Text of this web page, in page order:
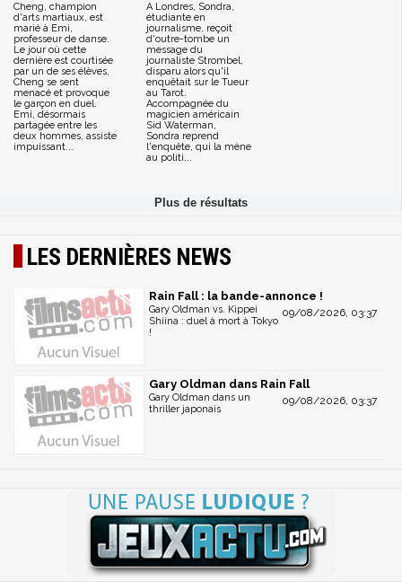
Cheng, champion
d'arts martiaux, est
marié à Emi,
professeur de danse.
Le jour où cette
dernière est courtisée
par un de ses élèves,
Cheng se sent
menacé et provoque
le garçon en duel.
Emi, désormais
partagée entre les
deux hommes, assiste
impuissant...
A Londres, Sondra,
étudiante en
journalisme, reçoit
d'outre-tombe un
message du
journaliste Strombel,
disparu alors qu'il
enquêtait sur le Tueur
au Tarot.
Accompagnée du
magicien américain
Sid Waterman,
Sondra reprend
l'enquête, qui la mène
au politi...
LES DERNIÈRES NEWS
Rain Fall : la bande-annonce !
09/08/2026, 03:37
Gary Oldman vs. Kippei
Shiina : duel à mort à Tokyo
!
Gary Oldman dans Rain Fall
09/08/2026, 03:37
Gary Oldman dans un
thriller japonais